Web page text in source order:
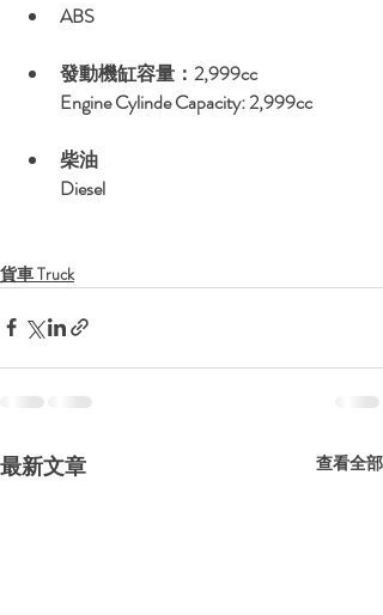
ABS
發動機缸容量：2,999cc
Engine Cylinde Capacity: 2,999cc
柴油
Diesel
貨車 Truck
最新文章 查看全部